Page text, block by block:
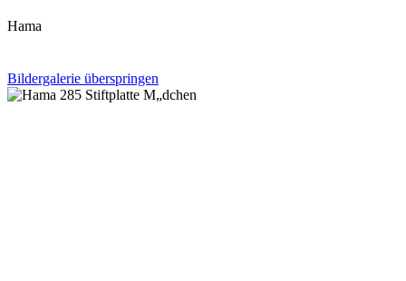
Hama
Bildergalerie überspringen